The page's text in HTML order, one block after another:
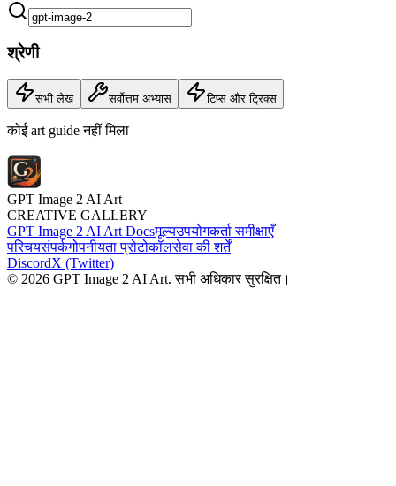
श्रेणी
सभी लेख सर्वोत्तम अभ्यास टिप्स और ट्रिक्स
कोई art guide नहीं मिला
GPT Image 2 AI Art
CREATIVE GALLERY
GPT Image 2 AI Art Docsमूल्यउपयोगकर्ता समीक्षाएँ
परिचयसंपर्कगोपनीयता प्रोटोकॉलसेवा की शर्तें
DiscordX (Twitter)
© 2026 GPT Image 2 AI Art. सभी अधिकार सुरक्षित।